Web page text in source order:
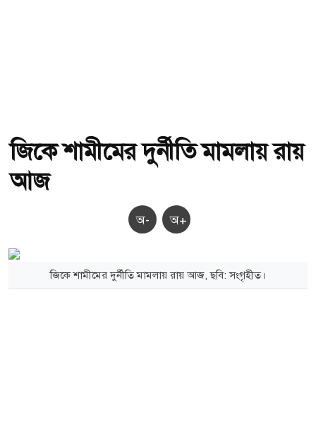
জিকে শামীমের দুর্নীতি মামলায় রায়
আজ
অ- অ+
জিকে শামীমের দুর্নীতি মামলায় রায় আজ, ছবি: সংগৃহীত।